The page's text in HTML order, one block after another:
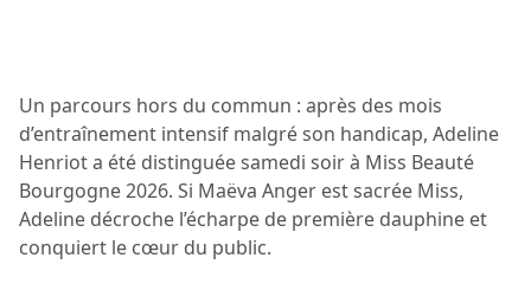
Un parcours hors du commun : après des mois
d’entraînement intensif malgré son handicap, Adeline
Henriot a été distinguée samedi soir à Miss Beauté
Bourgogne 2026. Si Maëva Anger est sacrée Miss,
Adeline décroche l’écharpe de première dauphine et
conquiert le cœur du public.